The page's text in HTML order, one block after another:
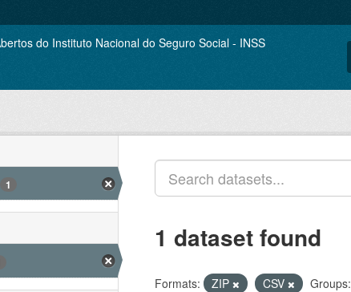
1
1 dataset found
Formats: ZIP CSV Groups: